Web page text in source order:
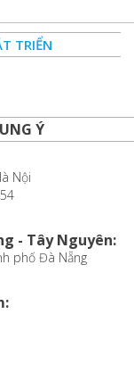
TRIỂN
Ý
Nội
- Tây Nguyên:
phố Đà Nẵng